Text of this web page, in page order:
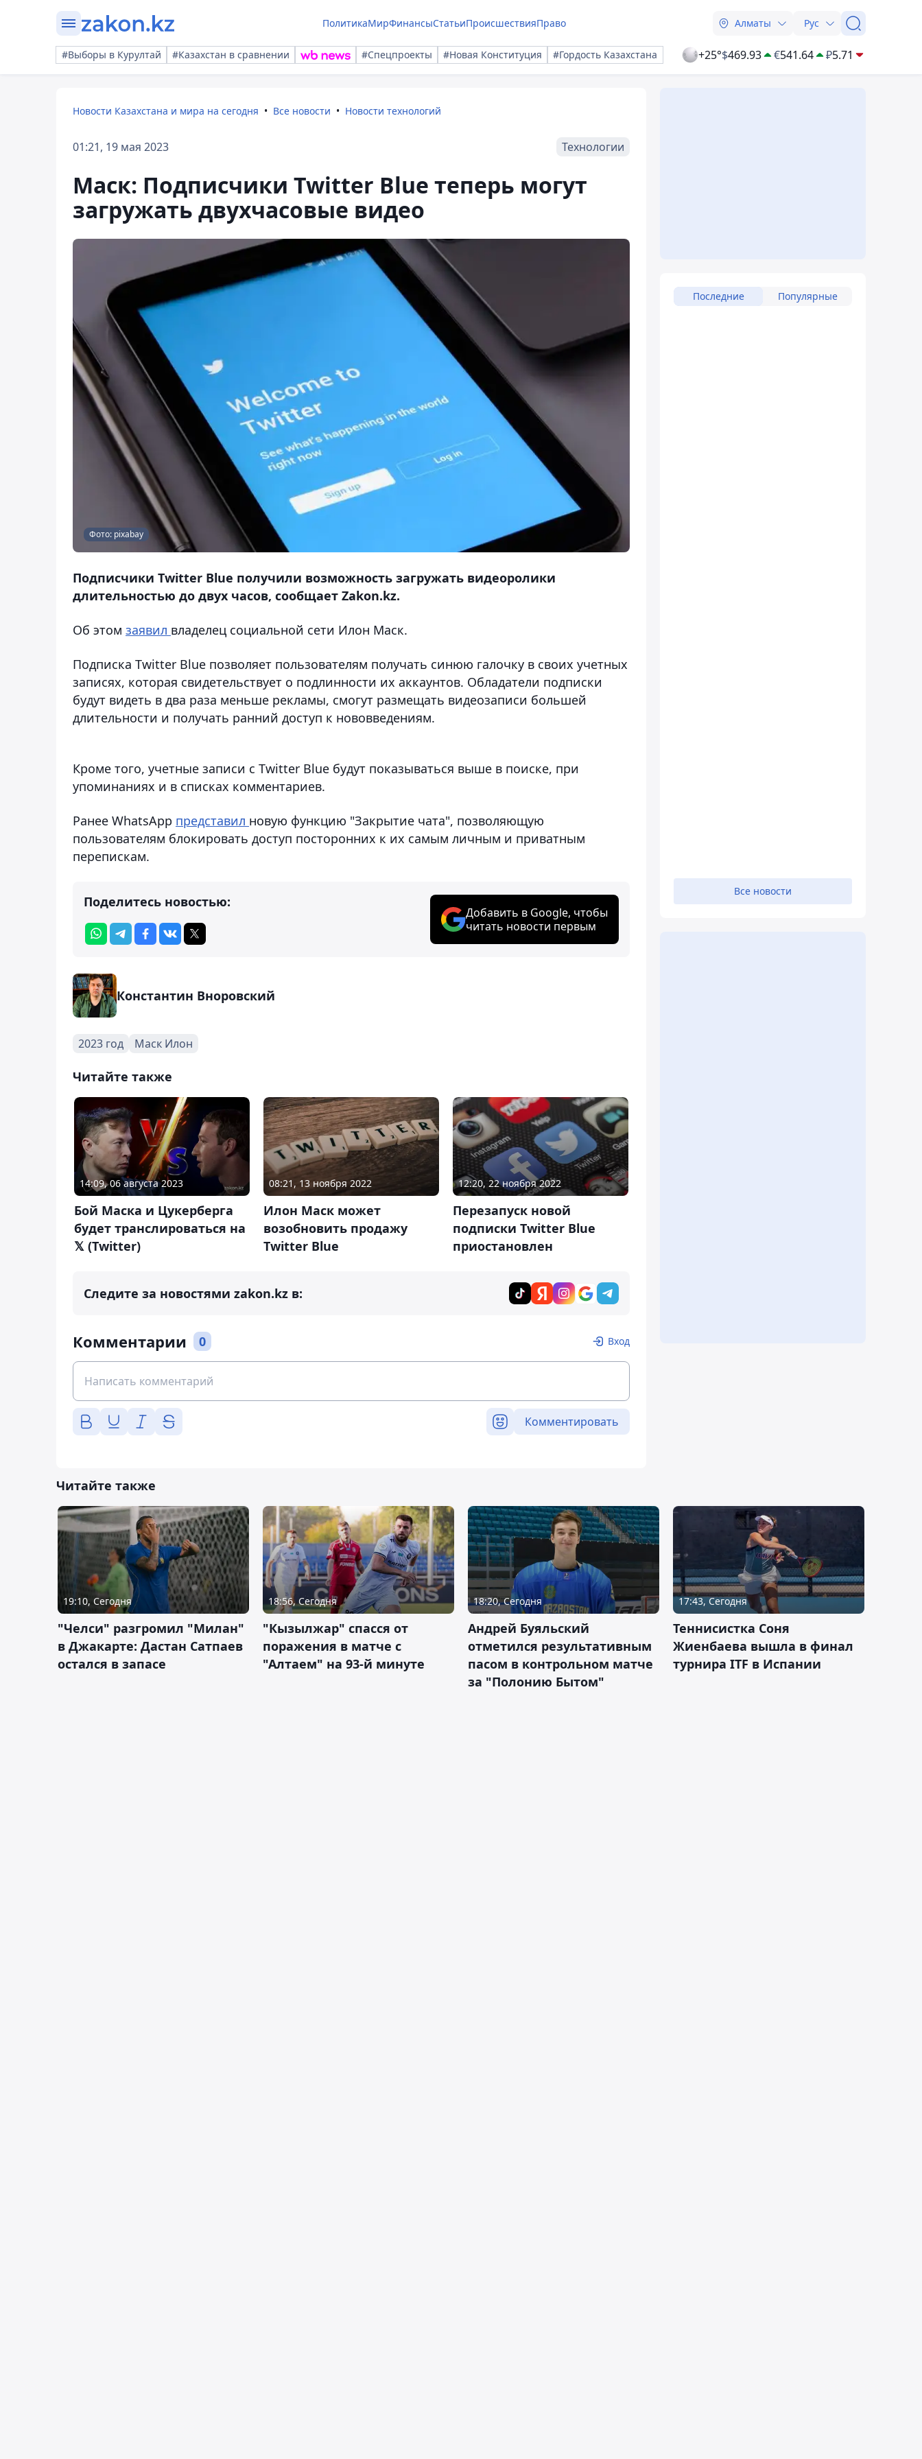
ПолитикаМирФинансыСтатьиПроисшествияПраво Алматы Рус
#Выборы в Курултай #Казахстан в сравнении #Спецпроекты #Новая Конституция #Гордость Казахстана +25°$469.93 €541.64 ₽5.71
Новости Казахстана и мира на сегодня Все новости Новости технологий
01:21, 19 мая 2023 Технологии
Маск: Подписчики Twitter Blue теперь могут
загружать двухчасовые видео
Фото: pixabay
Подписчики Twitter Blue получили возможность загружать видеоролики
длительностью до двух часов, сообщает Zakon.kz.
Об этом заявил владелец социальной сети Илон Маск.
Подписка Twitter Blue позволяет пользователям получать синюю галочку в своих учетных
записях, которая свидетельствует о подлинности их аккаунтов. Обладатели подписки
будут видеть в два раза меньше рекламы, смогут размещать видеозаписи большей
длительности и получать ранний доступ к нововведениям.
Кроме того, учетные записи с Twitter Blue будут показываться выше в поиске, при
упоминаниях и в списках комментариев.
Ранее WhatsApp представил новую функцию "Закрытие чата", позволяющую
пользователям блокировать доступ посторонних к их самым личным и приватным
перепискам.
Поделитесь новостью:
Добавить в Google, чтобы
читать новости первым
Константин Вноровский
2023 год Маск Илон
Читайте также
14:09, 06 августа 2023
Бой Маска и Цукерберга
будет транслироваться на
𝕏 (Twitter)
08:21, 13 ноября 2022
Илон Маск может
возобновить продажу
Twitter Blue
12:20, 22 ноября 2022
Перезапуск новой
подписки Twitter Blue
приостановлен
Следите за новостями zakon.kz в:
Комментарии 0 Вход
Комментировать
Последние Популярные
Все новости
Читайте также
19:10, Сегодня
"Челси" разгромил "Милан"
в Джакарте: Дастан Сатпаев
остался в запасе
18:56, Сегодня
"Кызылжар" спасся от
поражения в матче с
"Алтаем" на 93-й минуте
18:20, Сегодня
Андрей Буяльский
отметился результативным
пасом в контрольном матче
за "Полонию Бытом"
17:43, Сегодня
Теннисистка Соня
Жиенбаева вышла в финал
турнира ITF в Испании